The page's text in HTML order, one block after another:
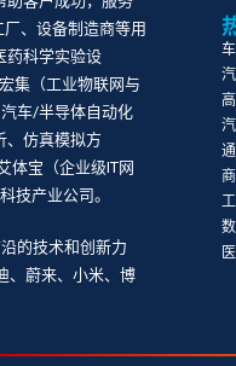
、设备制造商等用
药科学实验设
集（工业物联网与
车/半导体自动化
、仿真模拟方
体宝（企业级IT网
技产业公司。
的技术和创新力
、蔚来、小米、博